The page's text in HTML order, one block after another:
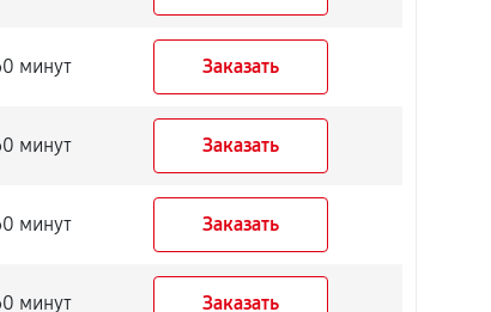
минут Заказать
минут Заказать
минут Заказать
минут Заказать